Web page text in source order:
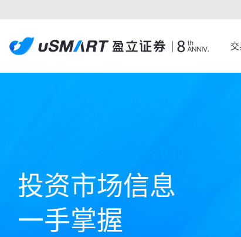
交
投资市场信息
一手掌握